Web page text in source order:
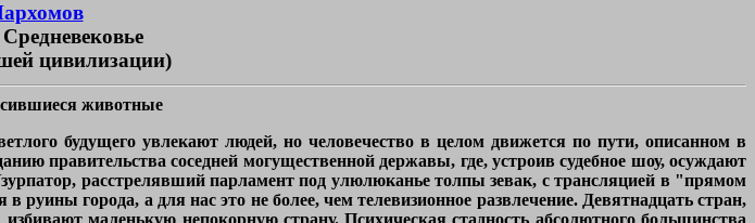
цивилизации)
животные
будущего увлекают людей, но человечество в целом движется по пути, описанном в
правительства соседней могущественной державы, где, устроив судебное шоу, осуждают
расстрелявший парламент под улюлюканье толпы зевак, с трансляцией в "прямом
города, а для нас это не более, чем телевизионное развлечение. Девятнадцать стран,
маленькую непокорную страну. Психическая стадность абсолютного большинства